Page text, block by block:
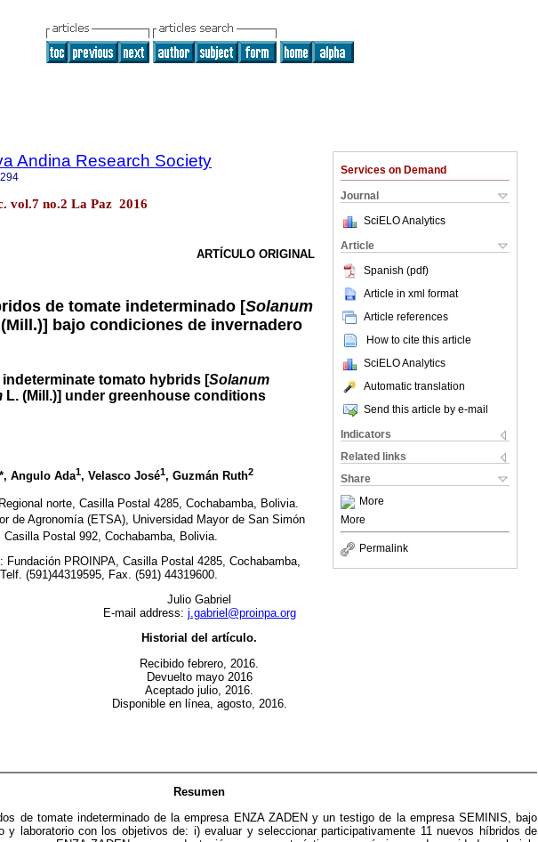
Services on Demand
Journal
SciELO Analytics
Article
Spanish (pdf)
Article in xml format
Article references
How to cite this article
SciELO Analytics
Automatic translation
Send this article by e-mail
Indicators
Related links
Share
More
More
Permalink
Andina Research Society
vol.7 no.2 La Paz 2016
ARTÍCULO ORIGINAL
de tomate indeterminado [Solanum
bajo condiciones de invernadero
tomato hybrids [Solanum
L. (Mill.)] under greenhouse conditions
*, Angulo Ada1, Velasco José1, Guzmán Ruth2
norte, Casilla Postal 4285, Cochabamba, Bolivia.
de Agronomía (ETSA), Universidad Mayor de San Simón
Casilla Postal 992, Cochabamba, Bolivia.
: Fundación PROINPA, Casilla Postal 4285, Cochabamba,
(591)44319595, Fax. (591) 44319600.
Julio Gabriel
E-mail address: j.gabriel@proinpa.org
Historial del artículo.
Recibido febrero, 2016.
Devuelto mayo 2016
Aceptado julio, 2016.
Disponible en línea, agosto, 2016.
Resumen
de tomate indeterminado de la empresa ENZA ZADEN y un testigo de la empresa SEMINIS, bajo
y laboratorio con los objetivos de: i) evaluar y seleccionar participativamente 11 nuevos híbridos de